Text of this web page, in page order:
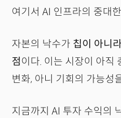
여기서 AI 인프라의 중대
자본의 낙수가 칩이 아니
점이다. 이는 시장이 아직
변화, 아니 기회의 가능성
지금까지 AI 투자 수익의